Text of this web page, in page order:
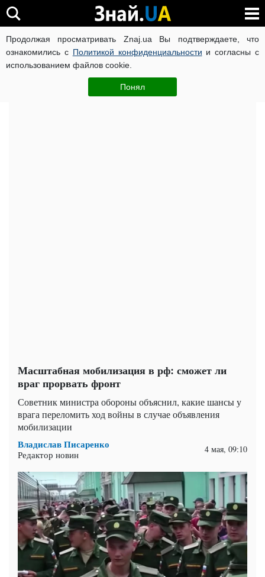
Продолжая просматривать Znaj.ua Вы подтверждаете, что
ознакомились с Политикой конфиденциальности и согласны с
использованием файлов cookie.
Понял
ВОЙНА РОССИИ ПРОТИВ УКРАИНЫ КОРОНАВИРУС В
ЧИТАТИ УКРАЇНСЬКОЮ
Масштабная мобилизация в рф: сможет ли
враг прорвать фронт
Советник министра обороны объяснил, какие шансы у
врага переломить ход войны в случае объявления
мобилизации
Владислав Писаренко
Редактор новин 4 мая, 09:10